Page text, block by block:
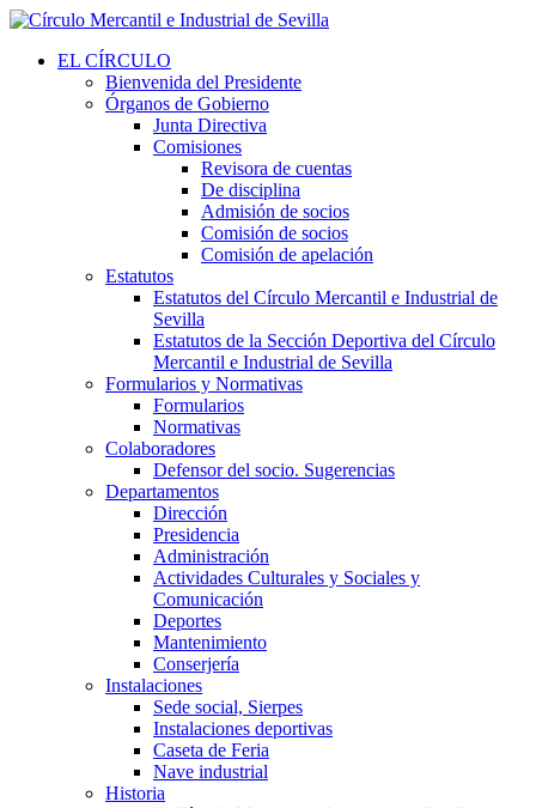
EL CÍRCULO
Bienvenida del Presidente
Órganos de Gobierno
Junta Directiva
Comisiones
Revisora de cuentas
De disciplina
Admisión de socios
Comisión de socios
Comisión de apelación
Estatutos
Estatutos del Círculo Mercantil e Industrial de
Sevilla
Estatutos de la Sección Deportiva del Círculo
Mercantil e Industrial de Sevilla
Formularios y Normativas
Formularios
Normativas
Colaboradores
Defensor del socio. Sugerencias
Departamentos
Dirección
Presidencia
Administración
Actividades Culturales y Sociales y
Comunicación
Deportes
Mantenimiento
Conserjería
Instalaciones
Sede social, Sierpes
Instalaciones deportivas
Caseta de Feria
Nave industrial
Historia